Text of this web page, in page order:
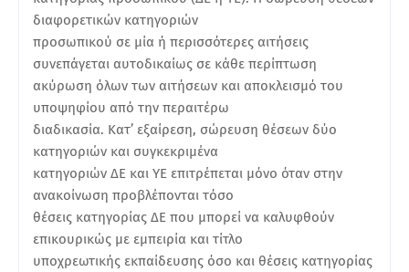
διαφορετικών κατηγοριών
προσωπικού σε μία ή περισσότερες αιτήσεις
συνεπάγεται αυτοδικαίως σε κάθε περίπτωση
ακύρωση όλων των αιτήσεων και αποκλεισμό του
υποψηφίου από την περαιτέρω
διαδικασία. Κατ’ εξαίρεση, σώρευση θέσεων δύο
κατηγοριών και συγκεκριμένα
κατηγοριών ΔΕ και ΥΕ επιτρέπεται μόνο όταν στην
ανακοίνωση προβλέπονται τόσο
θέσεις κατηγορίας ΔΕ που μπορεί να καλυφθούν
επικουρικώς με εμπειρία και τίτλο
υποχρεωτικής εκπαίδευσης όσο και θέσεις κατηγορίας